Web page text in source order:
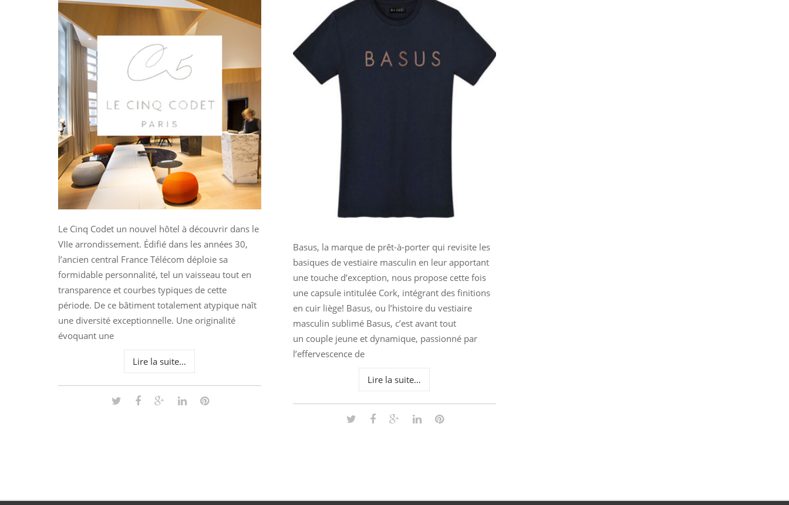
Le Cinq Codet un nouvel hôtel à découvrir dans le
VIIe arrondissement. Édifié dans les années 30,
l’ancien central France Télécom déploie sa
formidable personnalité, tel un vaisseau tout en
transparence et courbes typiques de cette
période. De ce bâtiment totalement atypique naît
une diversité exceptionnelle. Une originalité
évoquant une
Lire la suite…
Basus, la marque de prêt-à-porter qui revisite les
basiques de vestiaire masculin en leur apportant
une touche d’exception, nous propose cette fois
une capsule intitulée Cork, intégrant des finitions
en cuir liège! Basus, ou l’histoire du vestiaire
masculin sublimé Basus, c’est avant tout
un couple jeune et dynamique, passionné par
l’effervescence de
Lire la suite…